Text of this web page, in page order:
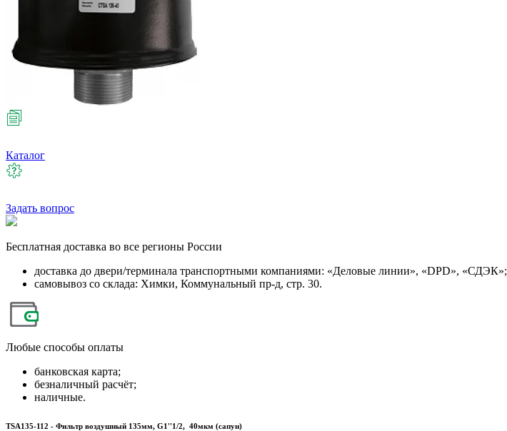
Каталог
Задать вопрос
Бесплатная доставка во все регионы России
доставка до двери/терминала транспортными компаниями: «Деловые линии», «DPD», «СДЭК»;
самовывоз со склада: Химки, Коммунальный пр-д, стр. 30.
Любые способы оплаты
банковская карта;
безналичный расчёт;
наличные.
TSA135-112 - Фильтр воздушный 135мм, G1''1/2, 40мкм (сапун)